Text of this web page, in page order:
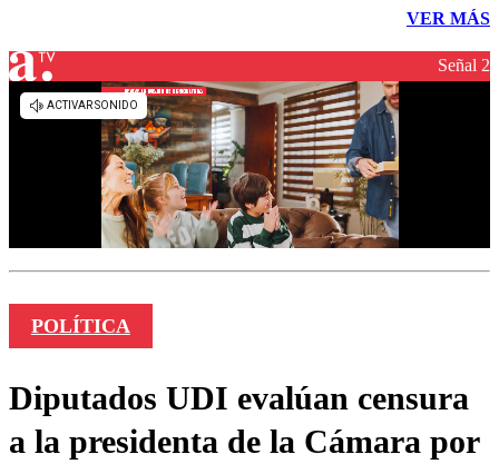
VER MÁS
Señal 2
POLÍTICA
Diputados UDI evalúan censura
a la presidenta de la Cámara por